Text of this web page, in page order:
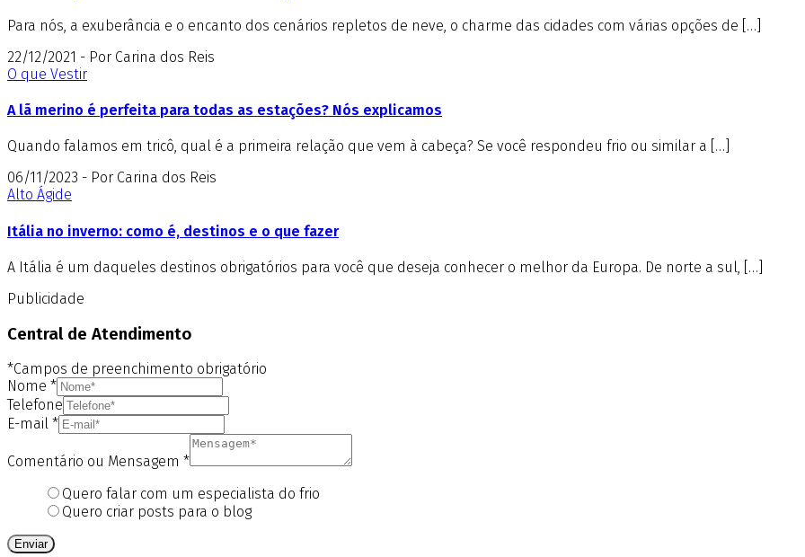
Para nós, a exuberância e o encanto dos cenários repletos de neve, o charme das cidades com várias opções de […]
22/12/2021 - Por Carina dos Reis
O que Vestir
A lã merino é perfeita para todas as estações? Nós explicamos
Quando falamos em tricô, qual é a primeira relação que vem à cabeça? Se você respondeu frio ou similar a […]
06/11/2023 - Por Carina dos Reis
Alto Ágide
Itália no inverno: como é, destinos e o que fazer
A Itália é um daqueles destinos obrigatórios para você que deseja conhecer o melhor da Europa. De norte a sul, […]
Publicidade
Central de Atendimento
*Campos de preenchimento obrigatório
Nome *
Telefone
E-mail *
Comentário ou Mensagem *
Quero falar com um especialista do frio
Quero criar posts para o blog
Enviar